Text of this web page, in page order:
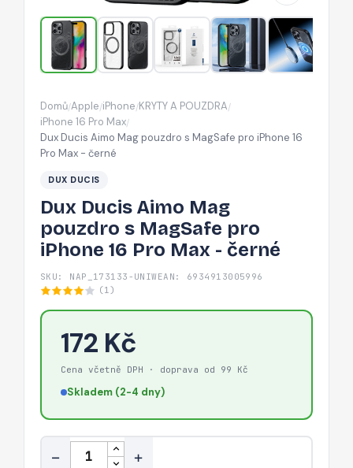
MagSafe
pro
iPhone
16
-
Domů/Apple/iPhone/KRYTY A POUZDRA/
iPhone 16 Pro Max/
Dux Ducis Aimo Mag pouzdro s MagSafe pro iPhone 16
Pro Max - černé
DUX DUCIS
Dux Ducis Aimo Mag
pouzdro s MagSafe pro
iPhone 16 Pro Max - černé
SKU: NAP_173133-UNIWEAN: 6934913005996
(1)
172 Kč
Cena včetně DPH · doprava od 99 Kč
Skladem (2-4 dny)
Množství
− +